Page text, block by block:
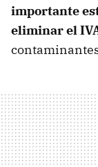
importante
eliminar el